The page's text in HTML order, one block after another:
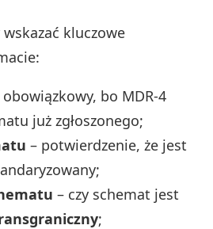
kluczowe
obowiązkowy, bo MDR‑4
już zgłoszonego;
– potwierdzenie, że jest
– czy schemat jest
;